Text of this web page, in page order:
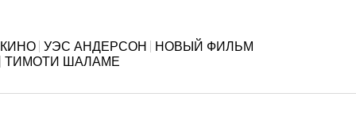
КИНО УЭС АНДЕРСОН
НОВЫЙ ФИЛЬМ
ТИМОТИ ШАЛАМЕ